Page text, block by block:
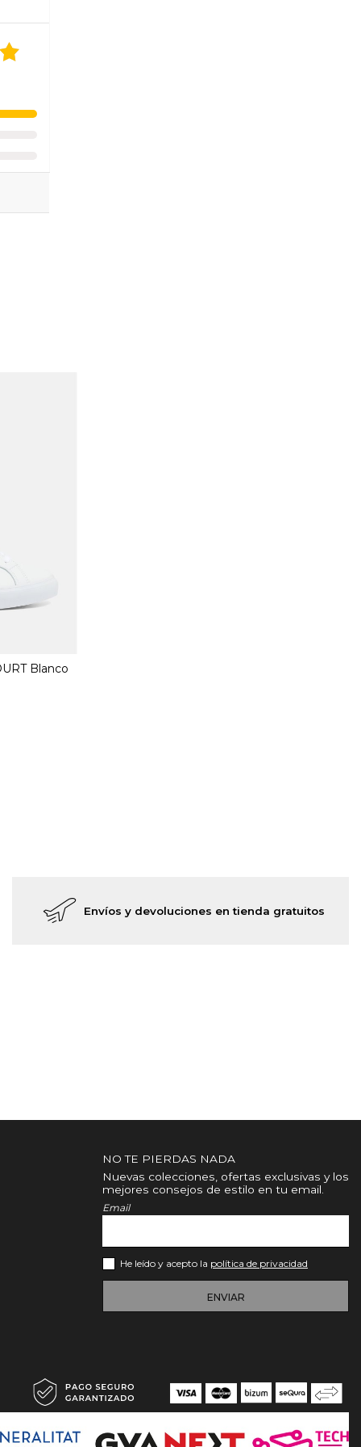
Blanco
Envíos y devoluciones en tienda gratuitos
NO TE PIERDAS NADA
Nuevas colecciones, ofertas exclusivas y los
mejores consejos de estilo en tu email.
Email
He leído y acepto la política de privacidad
ENVIAR